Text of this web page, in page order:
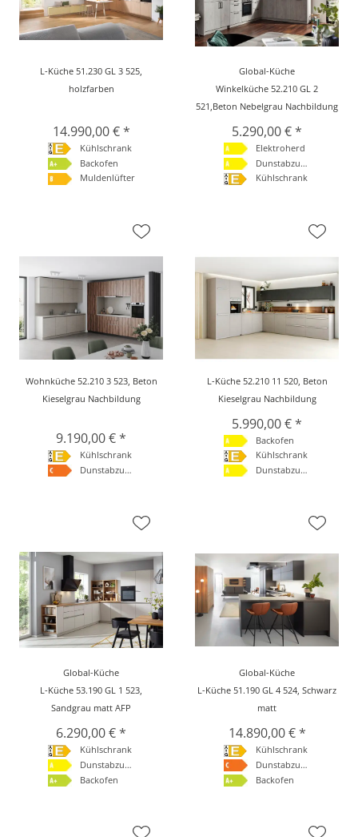
L-Küche 51.230 GL 3 525,
holzfarben
14.990,00 € *
Kühlschrank
Backofen
Muldenlüfter
Global-Küche
Winkelküche 52.210 GL 2
521,Beton Nebelgrau Nachbildung
5.290,00 € *
Elektroherd
Dunstabzugshaube
Kühlschrank
Wohnküche 52.210 3 523, Beton
Kieselgrau Nachbildung
9.190,00 € *
Kühlschrank
Dunstabzugshaube
L-Küche 52.210 11 520, Beton
Kieselgrau Nachbildung
5.990,00 € *
Backofen
Kühlschrank
Dunstabzugshaube
Global-Küche
L-Küche 53.190 GL 1 523,
Sandgrau matt AFP
6.290,00 € *
Kühlschrank
Dunstabzugshaube
Backofen
Global-Küche
L-Küche 51.190 GL 4 524, Schwarz
matt
14.890,00 € *
Kühlschrank
Dunstabzugshaube
Backofen